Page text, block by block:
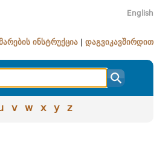
English
ინსტრუქცია დაგვიკავშირდით
v w x y z